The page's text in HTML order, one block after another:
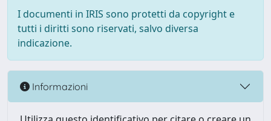
I documenti in IRIS sono protetti da copyright e
tutti i diritti sono riservati, salvo diversa
indicazione.
Informazioni